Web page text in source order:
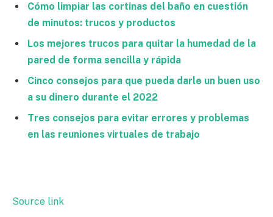
Cómo limpiar las cortinas del baño en cuestión
de minutos: trucos y productos
Los mejores trucos para quitar la humedad de la
pared de forma sencilla y rápida
Cinco consejos para que pueda darle un buen uso
a su dinero durante el 2022
Tres consejos para evitar errores y problemas
en las reuniones virtuales de trabajo
Source link